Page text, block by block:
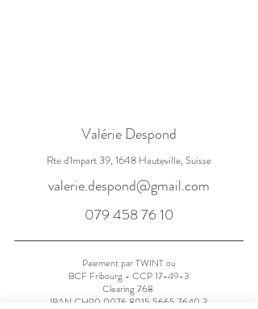
Valérie Despond
Rte d'Impart 39, 1648 Hauteville, Suisse
valerie.despond@gmail.com
079 458 76 10
Paiement par TWINT ou
BCF Fribourg - CCP 17-49-3
Clearing 768
IBAN CH90 0076 8015 5665 7640 3